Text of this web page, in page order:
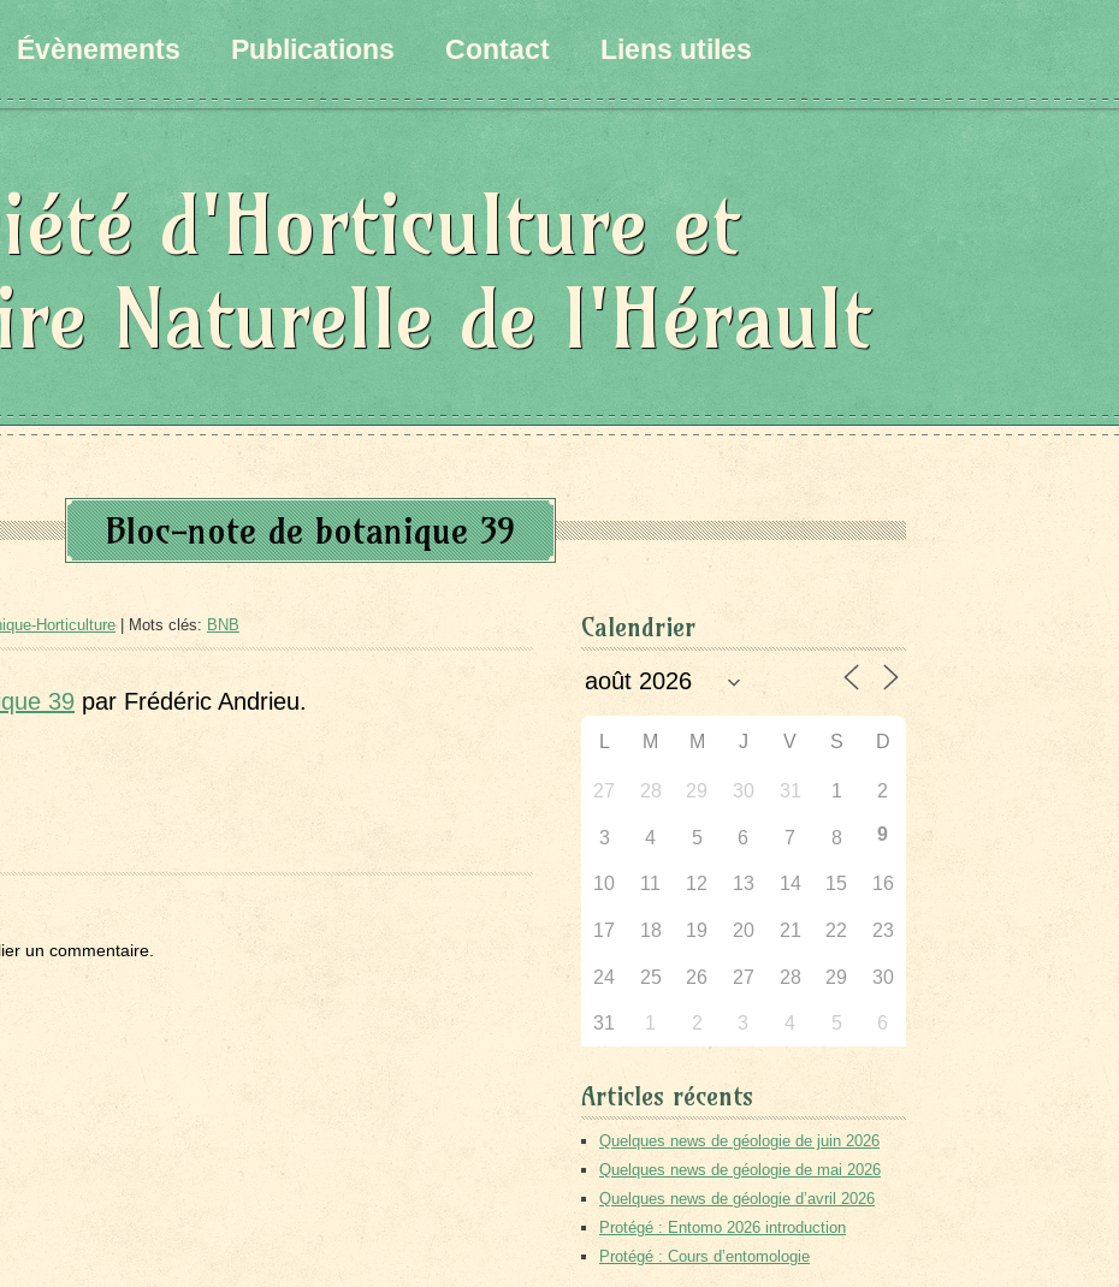
Évènements Publications Contact Liens utiles
d'Horticulture et
Naturelle de l'Hérault
Bloc-note de botanique 39
Horticulture| Mots clés: BNB
39 par Frédéric Andrieu.
un commentaire.
Calendrier
L M M J V S D
27 28 29 30 31 1 2
3 4 5 6 7 8 9
10 11 12 13 14 15 16
17 18 19 20 21 22 23
24 25 26 27 28 29 30
31 1 2 3 4 5 6
Articles récents
Quelques news de géologie de juin 2026
Quelques news de géologie de mai 2026
Quelques news de géologie d’avril 2026
Protégé : Entomo 2026 introduction
Protégé : Cours d’entomologie